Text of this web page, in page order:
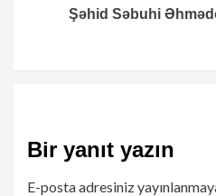
Şəhid Səbuhi
Bir yanıt yazın
E-posta adresiniz